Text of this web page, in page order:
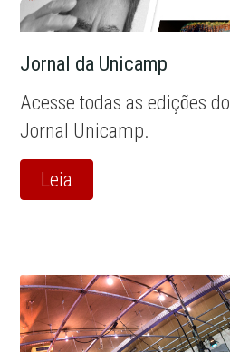
Jornal da Unicamp
Acesse todas as edições do
Jornal Unicamp.
Leia